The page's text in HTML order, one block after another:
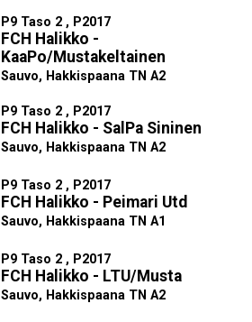
P9 Taso 2 , P2017
FCH Halikko -
KaaPo/Mustakeltainen
Sauvo, Hakkispaana TN A2
P9 Taso 2 , P2017
FCH Halikko - SalPa Sininen
Sauvo, Hakkispaana TN A2
P9 Taso 2 , P2017
FCH Halikko - Peimari Utd
Sauvo, Hakkispaana TN A1
P9 Taso 2 , P2017
FCH Halikko - LTU/Musta
Sauvo, Hakkispaana TN A2